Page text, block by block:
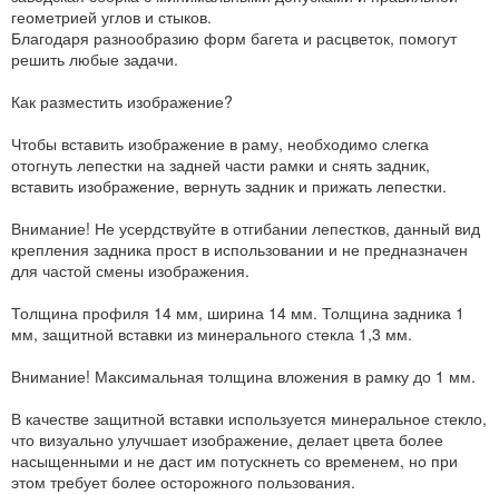
геометрией углов и стыков.
Благодаря разнообразию форм багета и расцветок, помогут
решить любые задачи.
Как разместить изображение?
Чтобы вставить изображение в раму, необходимо слегка
отогнуть лепестки на задней части рамки и снять задник,
вставить изображение, вернуть задник и прижать лепестки.
Внимание! Не усердствуйте в отгибании лепестков, данный вид
крепления задника прост в использовании и не предназначен
для частой смены изображения.
Толщина профиля 14 мм, ширина 14 мм. Толщина задника 1
мм, защитной вставки из минерального стекла 1,3 мм.
Внимание! Максимальная толщина вложения в рамку до 1 мм.
В качестве защитной вставки используется минеральное стекло,
что визуально улучшает изображение, делает цвета более
насыщенными и не даст им потускнеть со временем, но при
этом требует более осторожного пользования.